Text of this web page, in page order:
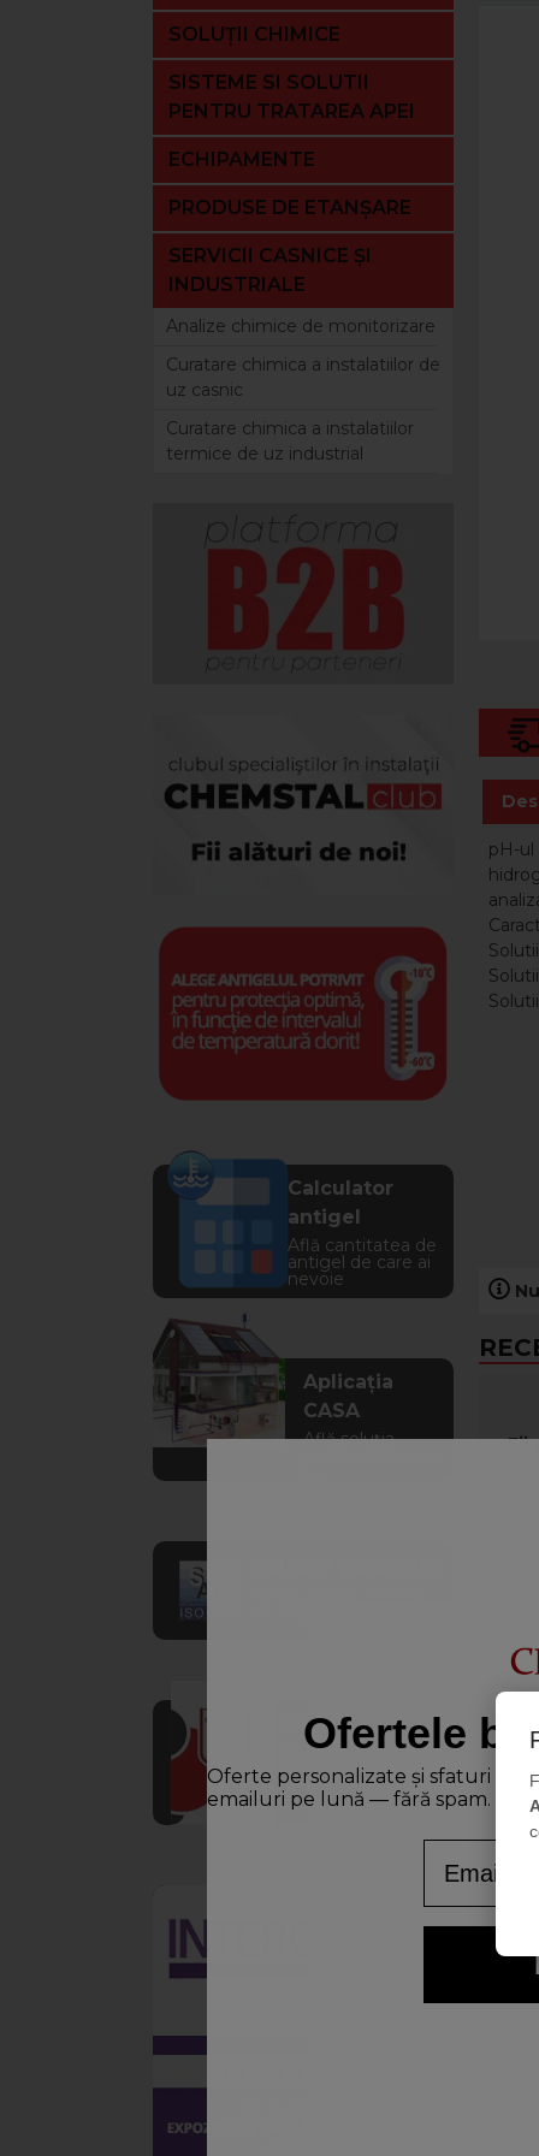
SOLUȚII CHIMICE
SISTEME SI SOLUTII
PENTRU TRATAREA APEI
ECHIPAMENTE
PRODUSE DE ETANȘARE
SERVICII CASNICE ȘI
INDUSTRIALE
Analize chimice de monitorizare
Curatare chimica a instalatiilor de
uz casnic
Curatare chimica a instalatiilor
termice de uz industrial
Calculator
antigel
Află cantitatea de
antigel de care ai
nevoie
Aplicația
CASA
Află soluția
Catalog
Descoperă
produsele
CHEMSTAL în
format PDF
pH-
Fii
Ofertele
Oferte personalizate și sfaturi de
emailuri pe lună — fără spam.